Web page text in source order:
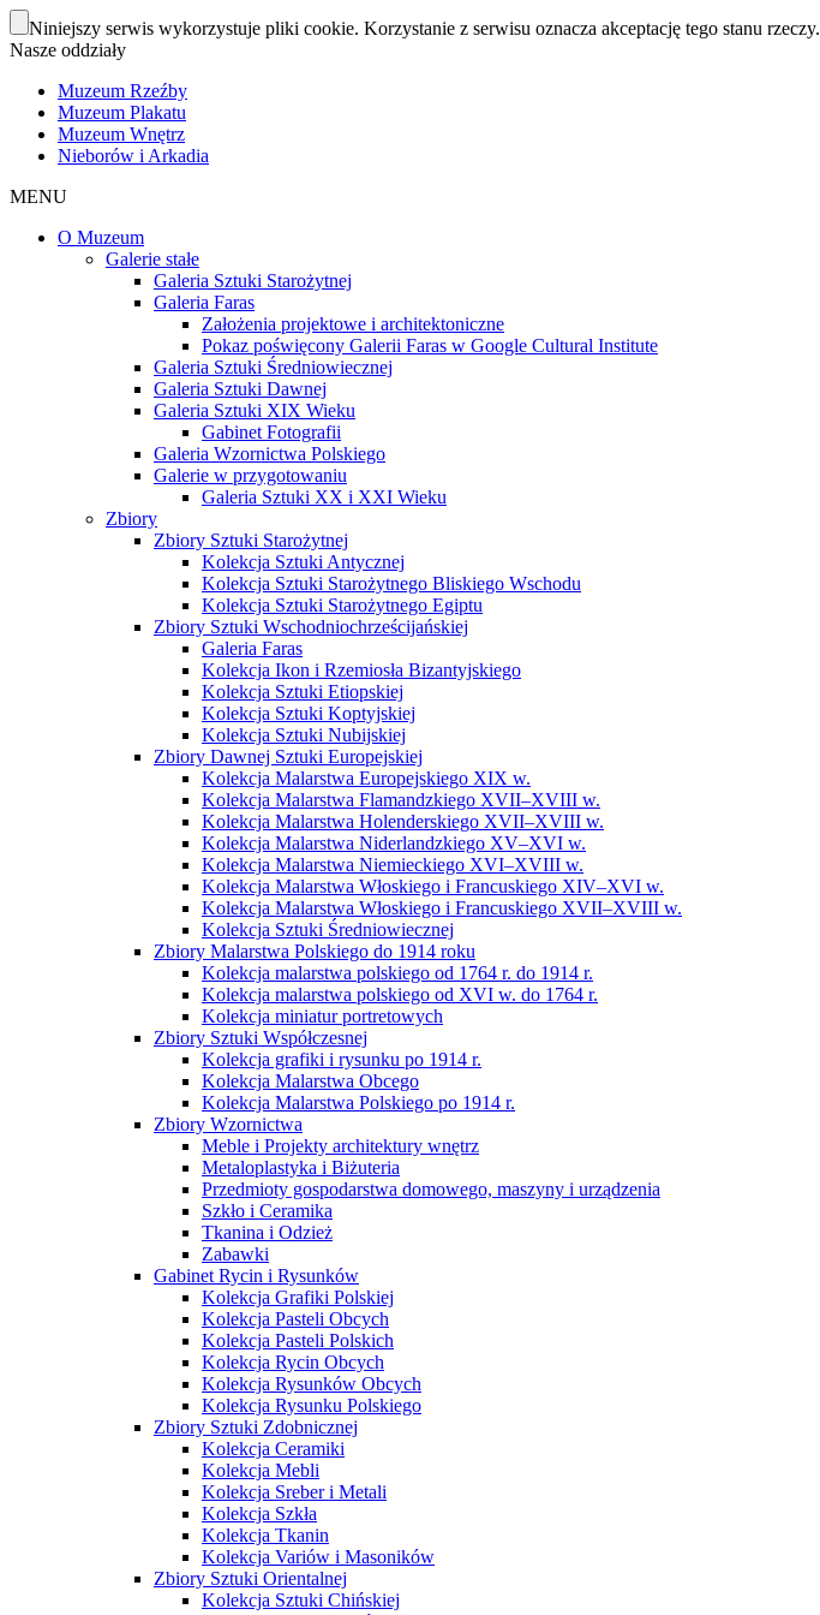
Niniejszy serwis wykorzystuje pliki cookie. Korzystanie z serwisu oznacza akceptację tego stanu rzeczy.
Nasze oddziały
Muzeum Rzeźby
Muzeum Plakatu
Muzeum Wnętrz
Nieborów i Arkadia
MENU
O Muzeum
Galerie stałe
Galeria Sztuki Starożytnej
Galeria Faras
Założenia projektowe i architektoniczne
Pokaz poświęcony Galerii Faras w Google Cultural Institute
Galeria Sztuki Średniowiecznej
Galeria Sztuki Dawnej
Galeria Sztuki XIX Wieku
Gabinet Fotografii
Galeria Wzornictwa Polskiego
Galerie w przygotowaniu
Galeria Sztuki XX i XXI Wieku
Zbiory
Zbiory Sztuki Starożytnej
Kolekcja Sztuki Antycznej
Kolekcja Sztuki Starożytnego Bliskiego Wschodu
Kolekcja Sztuki Starożytnego Egiptu
Zbiory Sztuki Wschodniochrześcijańskiej
Galeria Faras
Kolekcja Ikon i Rzemiosła Bizantyjskiego
Kolekcja Sztuki Etiopskiej
Kolekcja Sztuki Koptyjskiej
Kolekcja Sztuki Nubijskiej
Zbiory Dawnej Sztuki Europejskiej
Kolekcja Malarstwa Europejskiego XIX w.
Kolekcja Malarstwa Flamandzkiego XVII–XVIII w.
Kolekcja Malarstwa Holenderskiego XVII–XVIII w.
Kolekcja Malarstwa Niderlandzkiego XV–XVI w.
Kolekcja Malarstwa Niemieckiego XVI–XVIII w.
Kolekcja Malarstwa Włoskiego i Francuskiego XIV–XVI w.
Kolekcja Malarstwa Włoskiego i Francuskiego XVII–XVIII w.
Kolekcja Sztuki Średniowiecznej
Zbiory Malarstwa Polskiego do 1914 roku
Kolekcja malarstwa polskiego od 1764 r. do 1914 r.
Kolekcja malarstwa polskiego od XVI w. do 1764 r.
Kolekcja miniatur portretowych
Zbiory Sztuki Współczesnej
Kolekcja grafiki i rysunku po 1914 r.
Kolekcja Malarstwa Obcego
Kolekcja Malarstwa Polskiego po 1914 r.
Zbiory Wzornictwa
Meble i Projekty architektury wnętrz
Metaloplastyka i Biżuteria
Przedmioty gospodarstwa domowego, maszyny i urządzenia
Szkło i Ceramika
Tkanina i Odzież
Zabawki
Gabinet Rycin i Rysunków
Kolekcja Grafiki Polskiej
Kolekcja Pasteli Obcych
Kolekcja Pasteli Polskich
Kolekcja Rycin Obcych
Kolekcja Rysunków Obcych
Kolekcja Rysunku Polskiego
Zbiory Sztuki Zdobnicznej
Kolekcja Ceramiki
Kolekcja Mebli
Kolekcja Sreber i Metali
Kolekcja Szkła
Kolekcja Tkanin
Kolekcja Variów i Masoników
Zbiory Sztuki Orientalnej
Kolekcja Sztuki Chińskiej